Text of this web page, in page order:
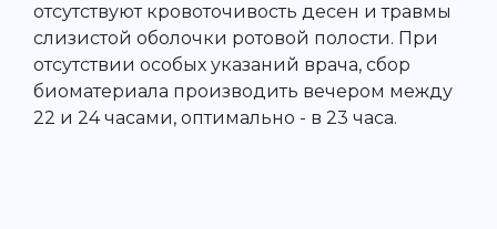
отсутствуют кровоточивость десен и травмы
слизистой оболочки ротовой полости. При
отсутствии особых указаний врача, сбор
биоматериала производить вечером между
22 и 24 часами, оптимально - в 23 часа.